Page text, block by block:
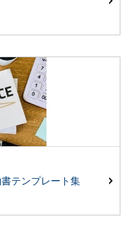
テンプレート集